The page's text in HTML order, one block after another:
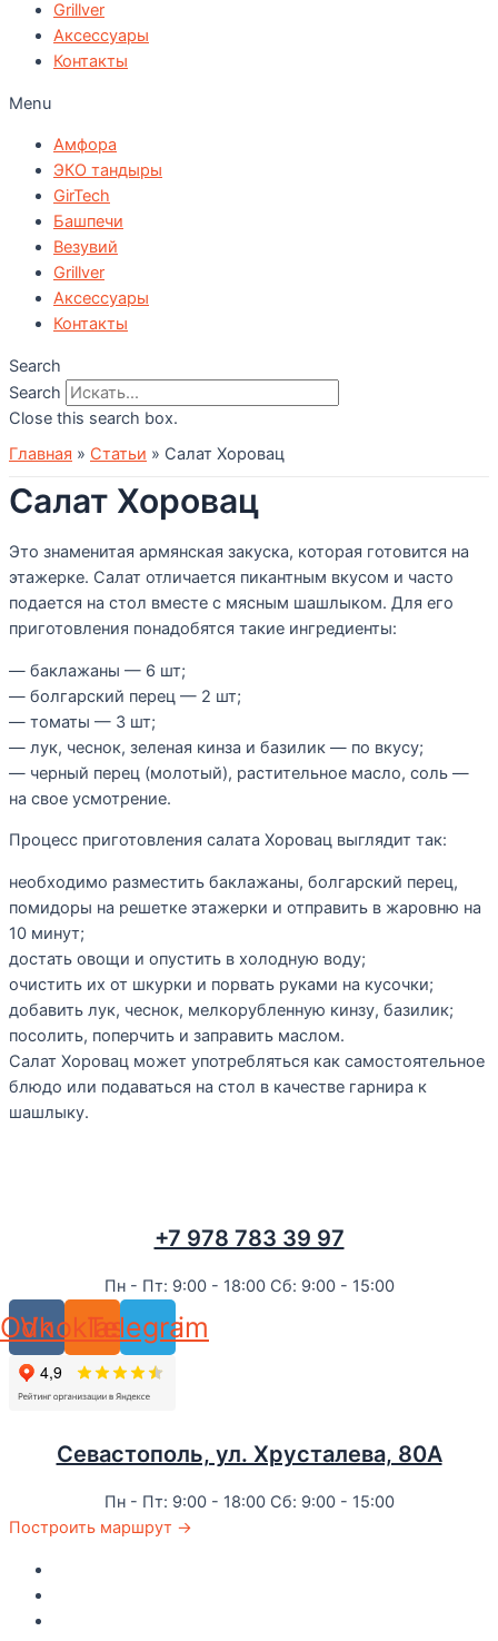
Grillver
Аксессуары
Контакты
Menu
Амфора
ЭКО тандыры
GirTech
Башпечи
Везувий
Grillver
Аксессуары
Контакты
Search
Search
Close this search box.
Главная » Статьи » Салат Хоровац
Салат Хоровац
Это знаменитая армянская закуска, которая готовится на
этажерке. Салат отличается пикантным вкусом и часто
подается на стол вместе с мясным шашлыком. Для его
приготовления понадобятся такие ингредиенты:
— баклажаны — 6 шт;
— болгарский перец — 2 шт;
— томаты — 3 шт;
— лук, чеснок, зеленая кинза и базилик — по вкусу;
— черный перец (молотый), растительное масло, соль —
на свое усмотрение.
Процесс приготовления салата Хоровац выглядит так:
необходимо разместить баклажаны, болгарский перец,
помидоры на решетке этажерки и отправить в жаровню на
10 минут;
достать овощи и опустить в холодную воду;
очистить их от шкурки и порвать руками на кусочки;
добавить лук, чеснок, мелкорубленную кинзу, базилик;
посолить, поперчить и заправить маслом.
Салат Хоровац может употребляться как самостоятельное
блюдо или подаваться на стол в качестве гарнира к
шашлыку.
+7 978 783 39 97
Пн - Пт: 9:00 - 18:00 Сб: 9:00 - 15:00
Vk
Odnoklassniki
Telegram
Севастополь, ул. Хрусталева, 80А
Пн - Пт: 9:00 - 18:00 Сб: 9:00 - 15:00
Построить маршрут →